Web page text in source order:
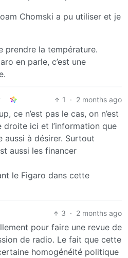
Chomski a pu utiliser et je
prendre la température.
en parle, c’est une
1 · 2 months ago
ce n’est pas le cas, on n’est
droite ici et l’information que
aussi à désirer. Surtout
aussi les financer
le Figaro dans cette
3 · 2 months ago
pour faire une revue de
de radio. Le fait que cette
homogénéité politique